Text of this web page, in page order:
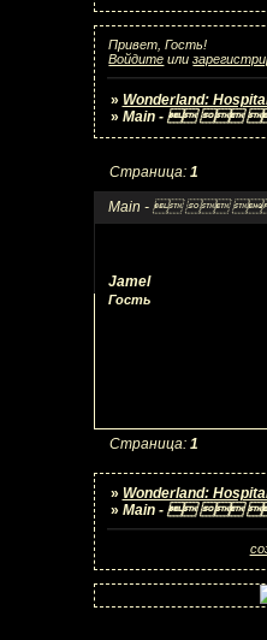
Привет, Гость!
Войдите или
» Wonderland:
» Main -  
Main -  
Страница: 1
Jamel
Гость
Страница: 1
» Wonderland:
» Main -  